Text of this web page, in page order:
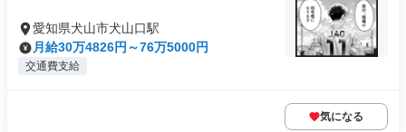
愛知県犬山市犬山口駅
月給30万4826円～76万5000円
交通費支給
気になる